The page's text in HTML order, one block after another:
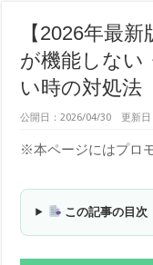
【2026年最
が機能しない
い時の対処法
公開日：2026/04/30 更新
※本ページにはプロ
この記事の目次